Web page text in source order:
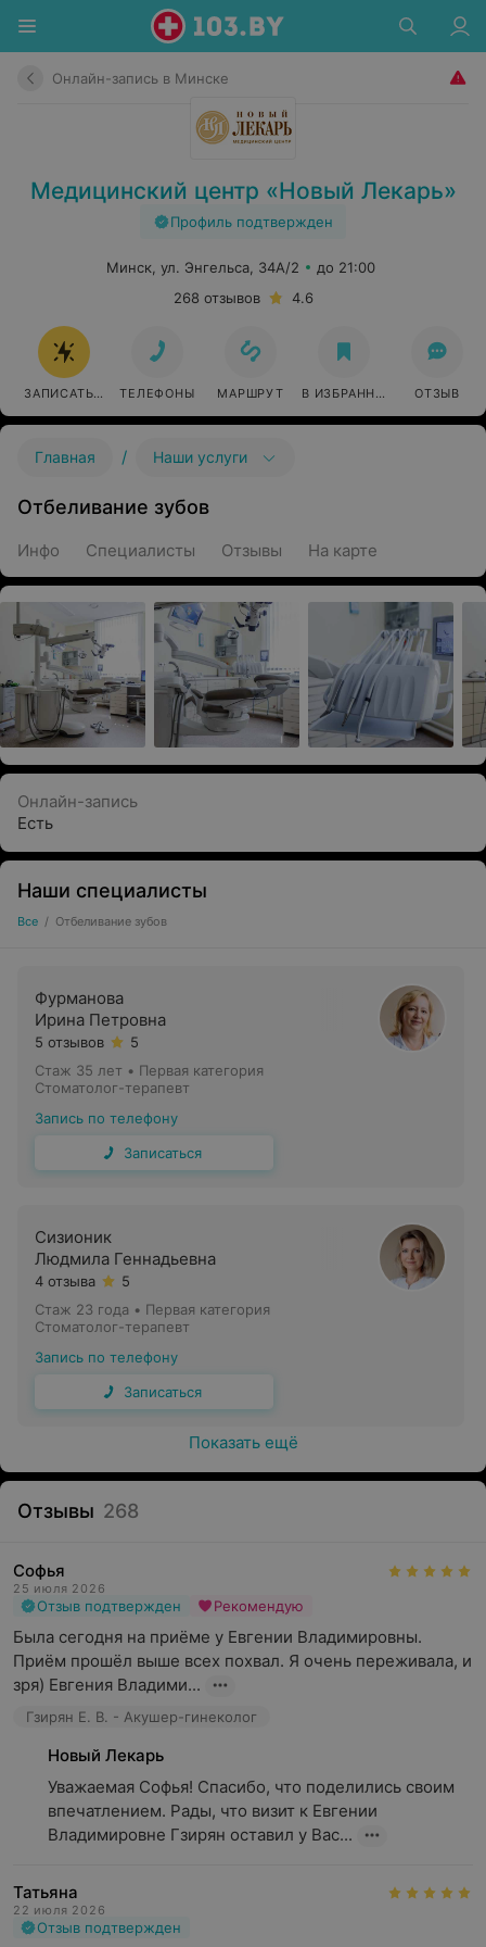
Онлайн-запись в Минске
Медицинский центр «Новый Лекарь»
Профиль подтвержден
Минск, ул. Энгельса, 34А/2
до 21:00
268 отзывов
4.6
ЗАПИСАТЬСЯ ОНЛАЙН
ТЕЛЕФОНЫ МАРШРУТ В ИЗБРАННОЕ ОТЗЫВ
Главная / Наши услуги
Отбеливание зубов
Инфо Специалисты Отзывы На карте
Онлайн-запись
Есть
Наши специалисты
Все / Отбеливание зубов
Фурманова
Ирина Петровна
5 отзывов
5
Стаж 35 лет • Первая категория
Стоматолог-терапевт
Запись по телефону
Записаться
Сизионик
Людмила Геннадьевна
4 отзыва
5
Стаж 23 года • Первая категория
Стоматолог-терапевт
Запись по телефону
Записаться
Показать ещё
Отзывы 268
Софья
25 июля 2026
Отзыв подтвержден Рекомендую
Была сегодня на приёме у Евгении Владимировны.
Приём прошёл выше всех похвал. Я очень переживала, и
зря) Евгения Владими...
Гзирян Е. В. - Акушер-гинеколог
Новый Лекарь
Уважаемая Софья! Спасибо, что поделились своим
впечатлением. Рады, что визит к Евгении
Владимировне Гзирян оставил у Вас...
Татьяна
22 июля 2026
Отзыв подтвержден